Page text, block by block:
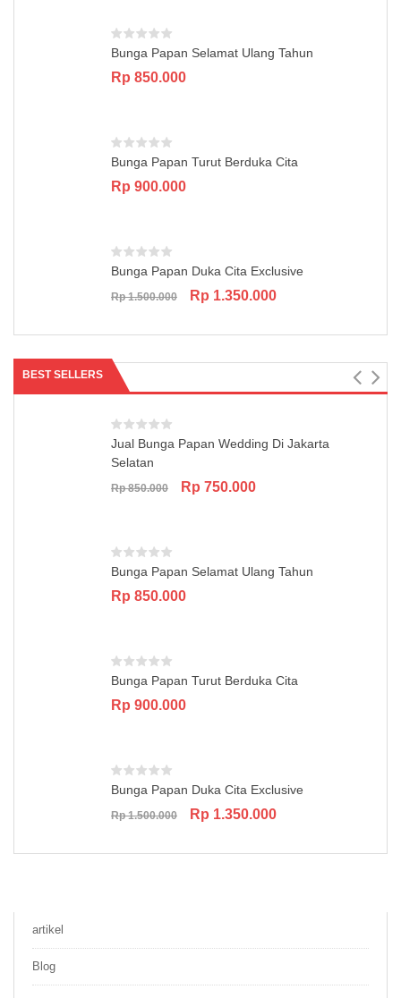
Bunga Papan Selamat Ulang Tahun
Rp 850.000
Bunga Papan Turut Berduka Cita
Rp 900.000
Bunga Papan Duka Cita Exclusive
Rp1.500.000
Original
Rp 1.350.000Current
BEST SELLERS
Jual Bunga Papan Wedding Di Jakarta
Selatan
Rp850.000
Original
Rp 750.000Current
Bunga Papan Selamat Ulang Tahun
Rp 850.000
Bunga Papan Turut Berduka Cita
Rp 900.000
Bunga Papan Duka Cita Exclusive
Rp1.500.000
Original
Rp 1.350.000Current
artikel
Blog